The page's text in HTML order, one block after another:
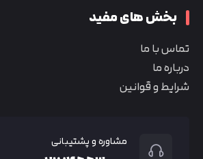
بخش های مفید
تماس با ما
درباره ما
شرایط و قوانین
مشاوره و پشتیبانی